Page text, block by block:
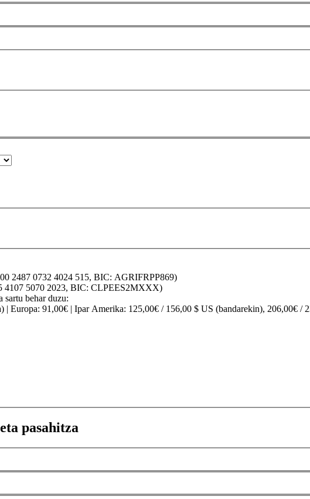
2487 0732 4024 515, BIC: AGRIFRPP869)
4107 5070 2023, BIC: CLPEES2MXXX)
behar duzu:
| Europa: 91,00€ | Ipar Amerika: 125,00€ / 156,00 $ US (bandarekin), 206,00€ /
pasahitza